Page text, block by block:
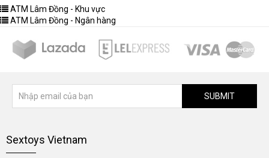
ATM Lâm Đồng - Khu vực
ATM Lâm Đồng - Ngân hàng
SUBMIT
Sextoys Vietnam